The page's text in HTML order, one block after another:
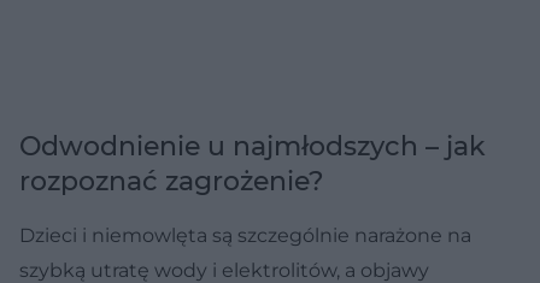
Odwodnienie u najmłodszych – jak
rozpoznać zagrożenie?
Dzieci i niemowlęta są szczególnie narażone na
szybką utratę wody i elektrolitów, a objawy